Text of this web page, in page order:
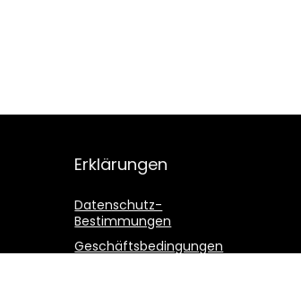
Erklärungen
Datenschutz-
Bestimmungen
Geschäftsbedingungen